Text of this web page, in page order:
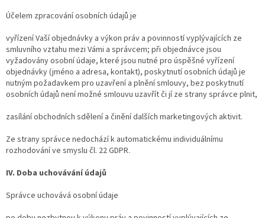
Účelem zpracování osobních údajů je
vyřízení Vaší objednávky a výkon práv a povinností vyplývajících ze
smluvního vztahu mezi Vámi a správcem; při objednávce jsou
vyžadovány osobní údaje, které jsou nutné pro úspěšné vyřízení
objednávky (jméno a adresa, kontakt), poskytnutí osobních údajů je
nutným požadavkem pro uzavření a plnění smlouvy, bez poskytnutí
osobních údajů není možné smlouvu uzavřít či jí ze strany správce plnit,
zasílání obchodních sdělení a činění dalších marketingových aktivit.
Ze strany správce nedochází k automatickému individuálnímu
rozhodování ve smyslu čl. 22 GDPR.
IV. Doba uchovávání údajů
Správce uchovává osobní údaje